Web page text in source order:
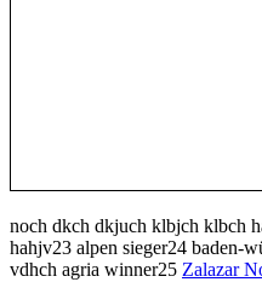
noch dkch dkjuch klbjch klbch
hahjv23 alpen sieger24 baden-
vdhch agria winner25 Zalazar